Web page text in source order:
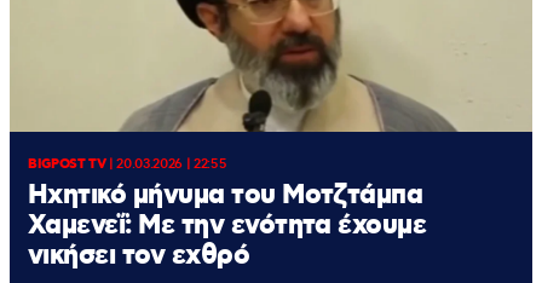
BIGPOST TV|20.03.2026 | 22:55
Ηχητικό μήνυμα του Μοτζτάμπα
Χαμενεΐ: Με την ενότητα έχουμε
νικήσει τον εχθρό